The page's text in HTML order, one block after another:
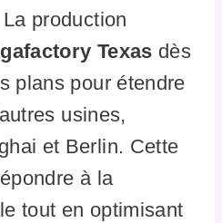
production
Texas dès
plans pour étendre
usines,
et Berlin. Cette
à la
tout en optimisant